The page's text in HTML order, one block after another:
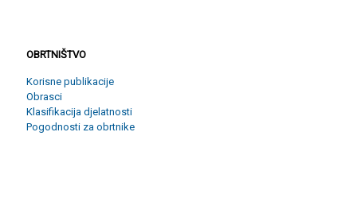
OBRTNIŠTVO
Korisne publikacije
Obrasci
Klasifikacija djelatnosti
Pogodnosti za obrtnike